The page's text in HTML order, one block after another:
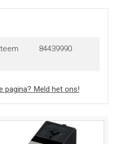
84439990
pagina? Meld het ons!